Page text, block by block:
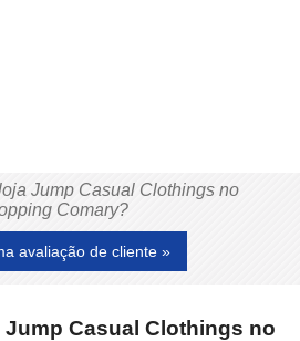
Jump Casual Clothings no
Comary?
avaliação de cliente »
Casual Clothings no